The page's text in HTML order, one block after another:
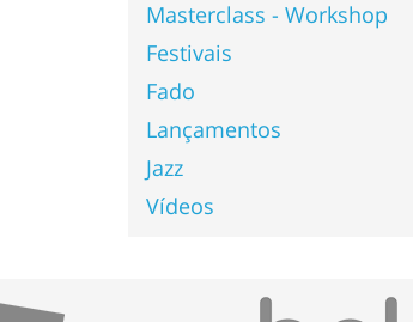
Masterclass - Workshop
Festivais
Fado
Lançamentos
Jazz
Vídeos